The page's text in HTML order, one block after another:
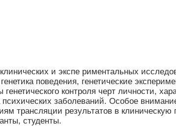
и экспе риментальных
поведения, генетические
контроля черт личности,
заболеваний. Особое
трансляции результатов в клиническую
студенты.